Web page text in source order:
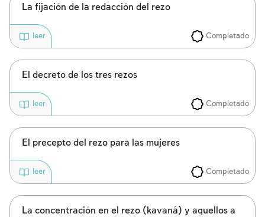
La fijación de la redacción del rezo
Completado
leer
El decreto de los tres rezos
Completado
leer
El precepto del rezo para las mujeres
Completado
leer
La concentración en el rezo (kavaná) y aquellos a
Inscripcion requerida
Para marcar lo estudiado debe conectarse
a su cuenta o inscribirse.
Inscripcion